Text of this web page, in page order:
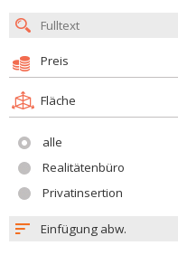
Preis
Fläche
alle
Realitätenbüro
Privatinsertion
Einfügung abw.